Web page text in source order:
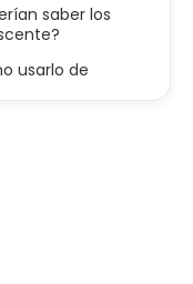
saber los
usarlo de